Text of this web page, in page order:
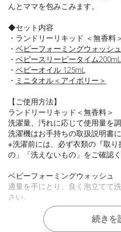
んとママを包みこみます。
◆セット内容
・ランドリーリキッド ＜無香料
・ ベビーフォーミングウォッシ
・ ベビースリーピータイム200mL
・ ベビーオイル 125mL
・ ミニタオル＜アイボリー＞
【ご使用方法】
ランドリーリキッド＜無香料＞
洗濯量、汚れに応じて使用量を
洗濯機はお手持ちの取扱説明書
※洗濯前には、必ず衣類の『取
の」「洗えないもの」をご確認く
ベビーフォーミングウォッシュ
適量を手にとり、良く泡立てて
さい。
※生後6か月以降からのご使用を
ベビースリーピータイム
続きを